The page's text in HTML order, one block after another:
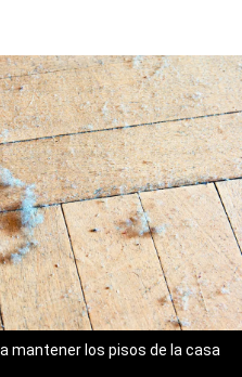
mantener los pisos de la casa